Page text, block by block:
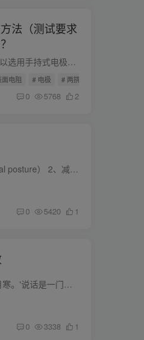
法（测试要求
治具的面积大小不一样，但是可以选用手持式电极来测试表面电阻（两拼电阻）。 两拼电阻在标准的测试手法中，会有一个刻度线，两点压下去要压到刻度线位置，这种力度压下去才是真正的测试值（两...
面电阻 # 电极 # 两拼电阻
0 5768 2
1、工作时保持正中姿势（neutral posture） 2、减少过度施力 3、减少过度运动 4、将工作物品置于可及范围 5、在适当的高度下工作 6、降低疲劳及持续施力 7、减少压迫点 8、提供适当的空间 9、走...
0 5420 1
“良言一句三冬暖，恶语伤人六月寒。'说话是一门艺术，更是一门学问。会说话的人，成功路上就少了几块绊脚石，而不会说话的人，给自己筑起了一道围墙。 1、急事，慢慢地说 遇到急事，如果能沉下...
0 3338 1